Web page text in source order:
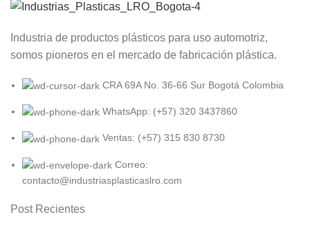
Industria de productos plásticos para uso automotriz,
somos pioneros en el mercado de fabricación plástica.
CRA 69A No. 36-66 Sur Bogotá Colombia
WhatsApp: (+57) 320 3437860
Ventas: (+57) 315 830 8730
Correo:
contacto@industriasplasticaslro.com
Post Recientes